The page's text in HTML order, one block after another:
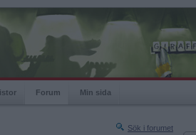
Forum Min sida
Sök i forumet